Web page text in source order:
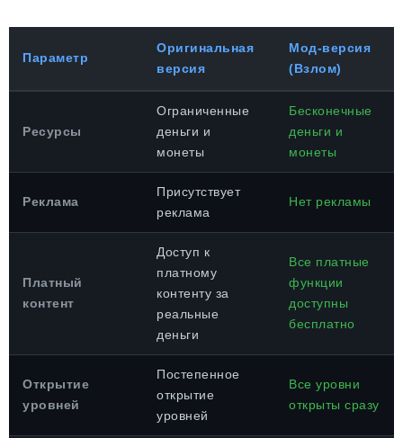
Параметр
Оригинальная
версия
Мод-версия
(Взлом)
Ресурсы
Ограниченные
деньги и
монеты
Бесконечные
деньги и
монеты
Реклама
Присутствует
реклама
Нет рекламы
Платный
контент
Доступ к
платному
контенту за
реальные
деньги
Все платные
функции
доступны
бесплатно
Открытие
уровней
Постепенное
открытие
уровней
Все уровни
открыты сразу